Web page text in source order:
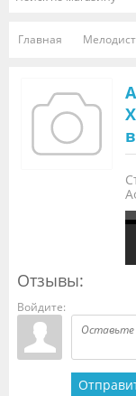
Главная
Отзывы:
Войдите: